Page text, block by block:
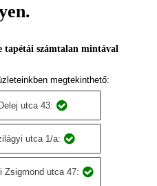
tapétái számtalan mintával
megtekinthető:
utca 43:
utca 1/a:
Zsigmond utca 47: